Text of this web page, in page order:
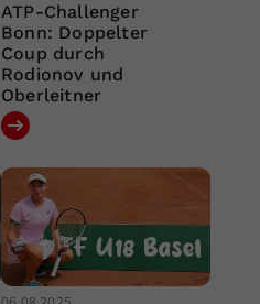
ATP-Challenger
Bonn: Doppelter
Coup durch
Rodionov und
Oberleitner